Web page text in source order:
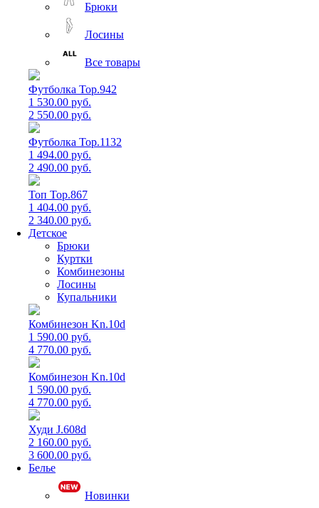
Брюки
Лосины
Все товары
Футболка Top.942
1 530.00 руб.
2 550.00 руб.
Футболка Top.1132
1 494.00 руб.
2 490.00 руб.
Топ Top.867
1 404.00 руб.
2 340.00 руб.
Детское
Брюки
Куртки
Комбинезоны
Лосины
Купальники
Комбинезон Kn.10d
1 590.00 руб.
4 770.00 руб.
Комбинезон Kn.10d
1 590.00 руб.
4 770.00 руб.
Худи J.608d
2 160.00 руб.
3 600.00 руб.
Белье
Новинки